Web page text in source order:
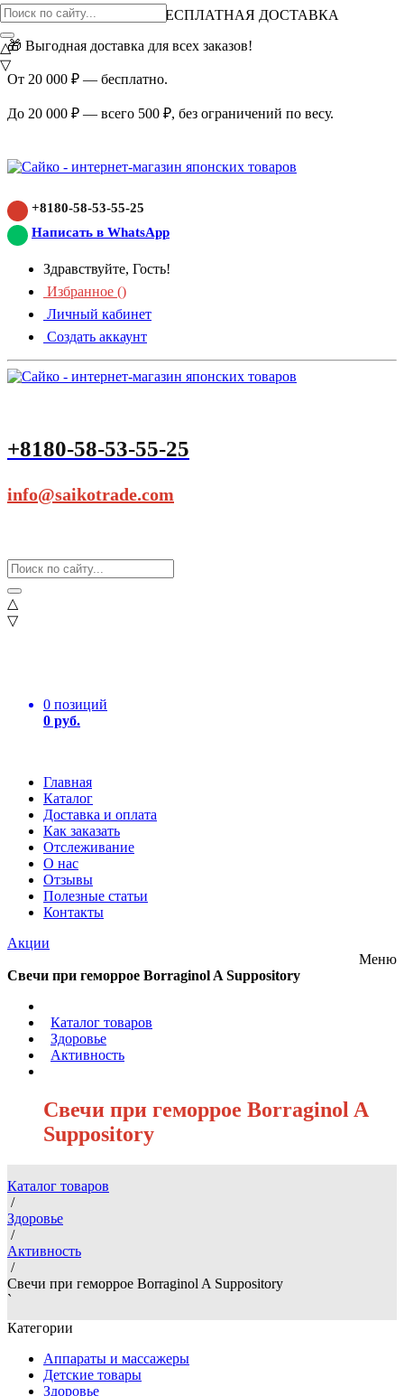
ВНИМАНИЕ АКЦИЯ!
БЕСПЛАТНАЯ ДОСТАВКА
🎁 Выгодная доставка для всех заказов!
От 20 000 ₽ — бесплатно.
До 20 000 ₽ — всего 500 ₽, без ограничений по весу.
+8180-58-53-55-25
Написать в WhatsApp
Здравствуйте, Гость!
Избранное ()
Личный кабинет
Создать аккаунт
+8180-58-53-55-25
info@saikotrade.com
△
▽
0 позиций
0 руб.
Главная
Каталог
Доставка и оплата
Как заказать
Отслеживание
О нас
Отзывы
Полезные статьи
Контакты
Акции
△
▽
Меню
Свечи при геморрое Borraginol A Suppository
Каталог товаров
Здоровье
Активность
Свечи при геморрое Borraginol A
Suppository
Каталог товаров
/
Здоровье
/
Активность
/
Свечи при геморрое Borraginol A Suppository
`
Категории
Аппараты и массажеры
Детские товары
Здоровье